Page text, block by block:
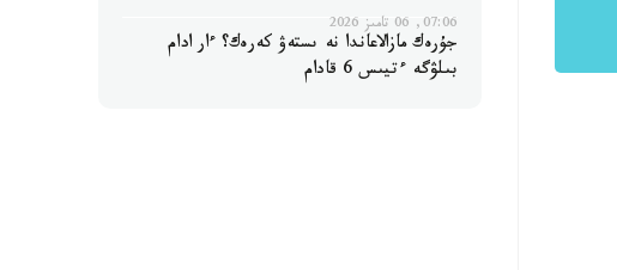
07:06, 06 تامىز 2026
جۇرەك مازالاعاندا نە ىستەۋ كەرەك؟ ءار ادام
بىلۋگە ءتيىس 6 قادام